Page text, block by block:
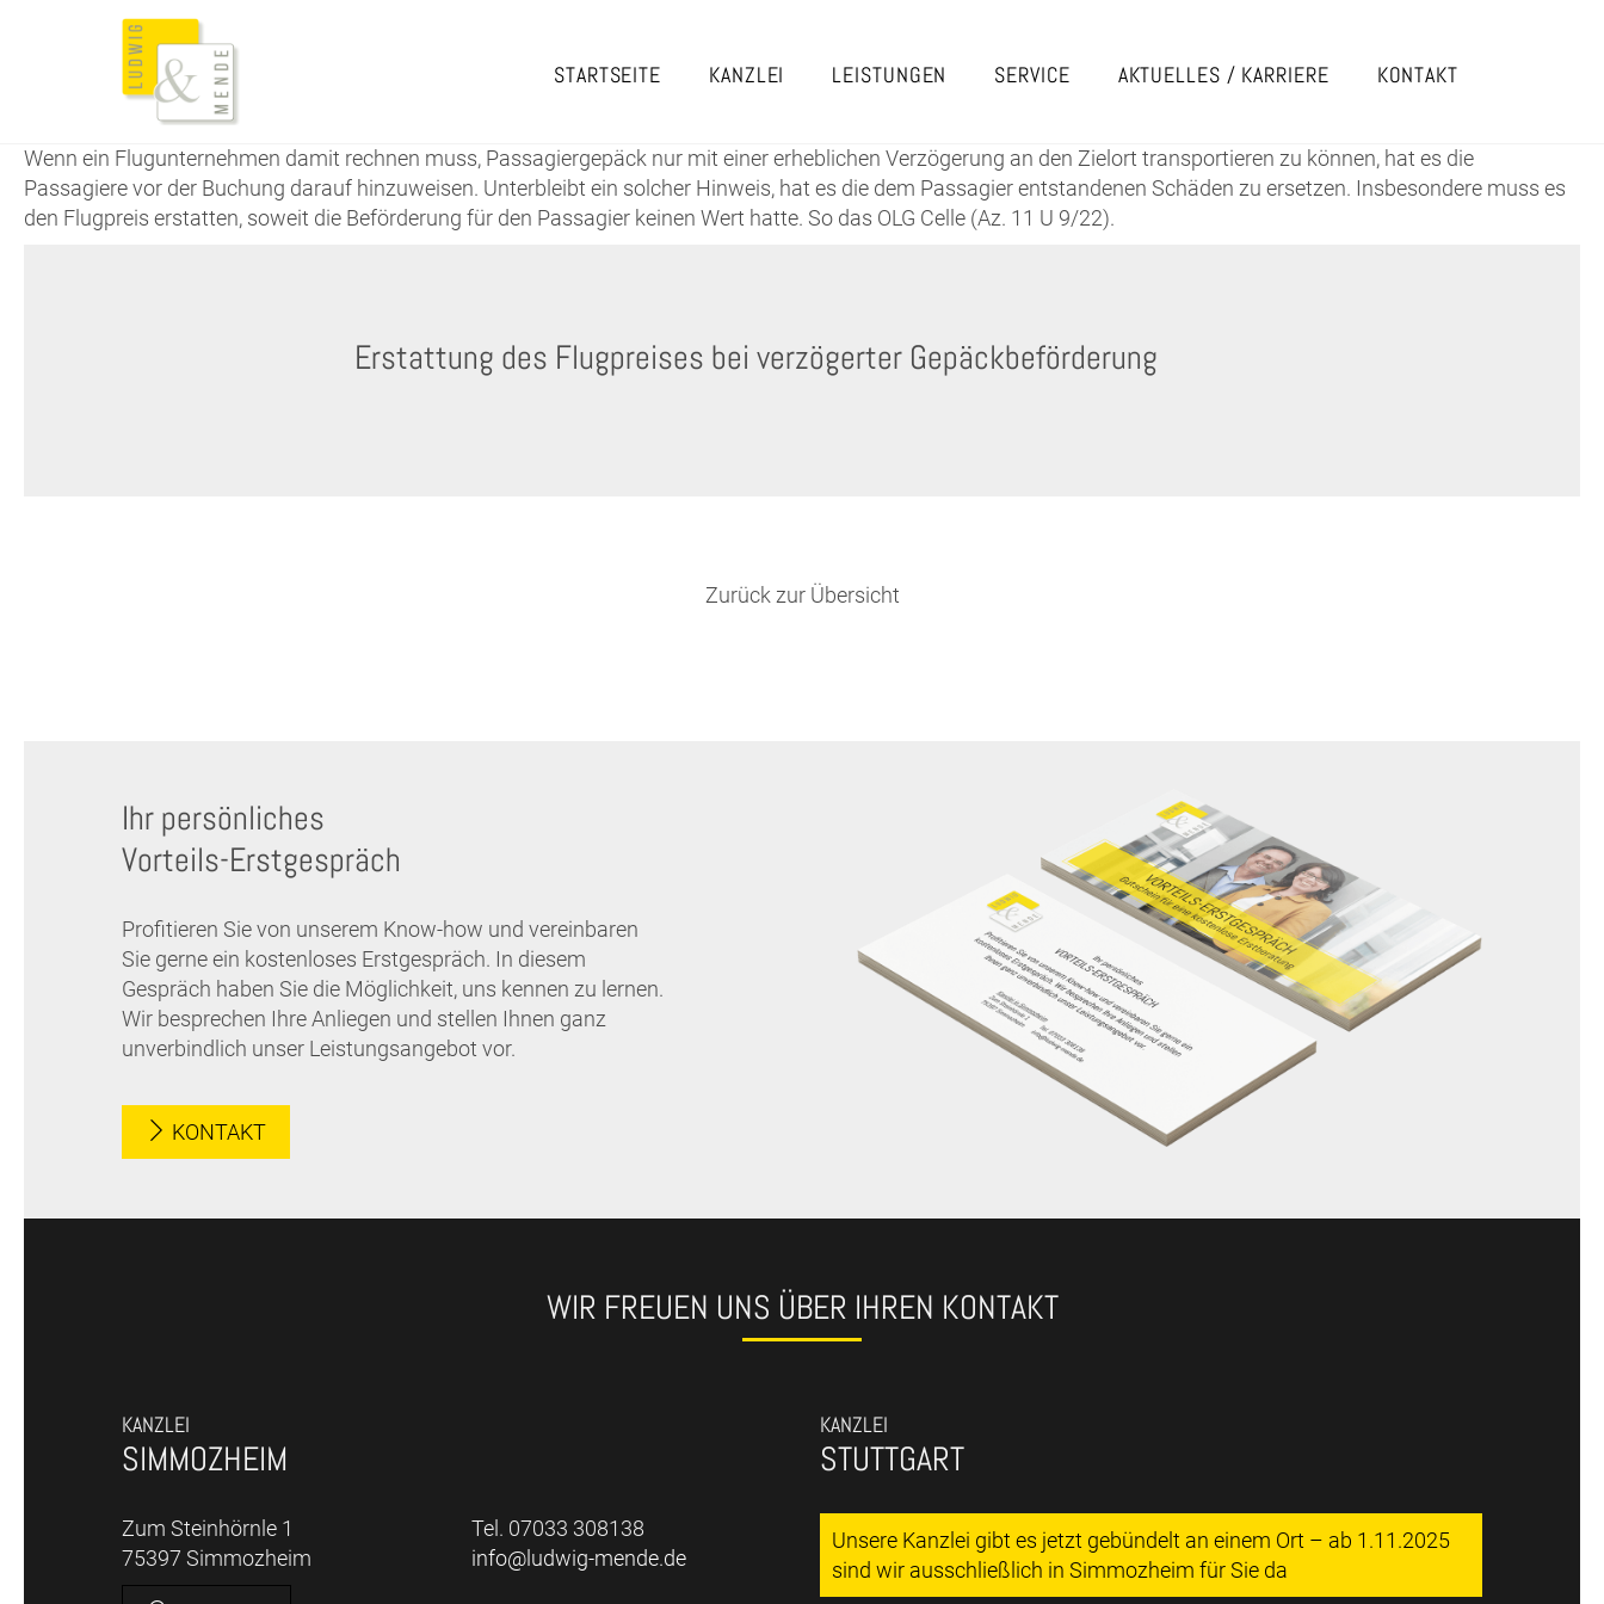
STARTSEITE KANZLEI LEISTUNGEN SERVICE AKTUELLES / KARRIERE KONTAKT
Wenn ein Flugunternehmen damit rechnen muss, Passagiergepäck nur mit einer erheblichen Verzögerung an den Zielort transportieren zu können, hat es die
Passagiere vor der Buchung darauf hinzuweisen. Unterbleibt ein solcher Hinweis, hat es die dem Passagier entstandenen Schäden zu ersetzen. Insbesondere muss es
den Flugpreis erstatten, soweit die Beförderung für den Passagier keinen Wert hatte. So das OLG Celle (Az. 11 U 9/22).
Erstattung des Flugpreises bei verzögerter Gepäckbeförderung
Zurück zur Übersicht
Ihr persönliches
Vorteils-Erstgespräch
Profitieren Sie von unserem Know-how und vereinbaren
Sie gerne ein kostenloses Erstgespräch. In diesem
Gespräch haben Sie die Möglichkeit, uns kennen zu lernen.
Wir besprechen Ihre Anliegen und stellen Ihnen ganz
unverbindlich unser Leistungsangebot vor.
KONTAKT
WIR FREUEN UNS ÜBER IHREN KONTAKT
KANZLEI
SIMMOZHEIM
Zum Steinhörnle 1
75397 Simmozheim
Tel. 07033 308138
info@ludwig-mende.de
KANZLEI
STUTTGART
Unsere Kanzlei gibt es jetzt gebündelt an einem Ort – ab 1.11.2025
sind wir ausschließlich in Simmozheim für Sie da